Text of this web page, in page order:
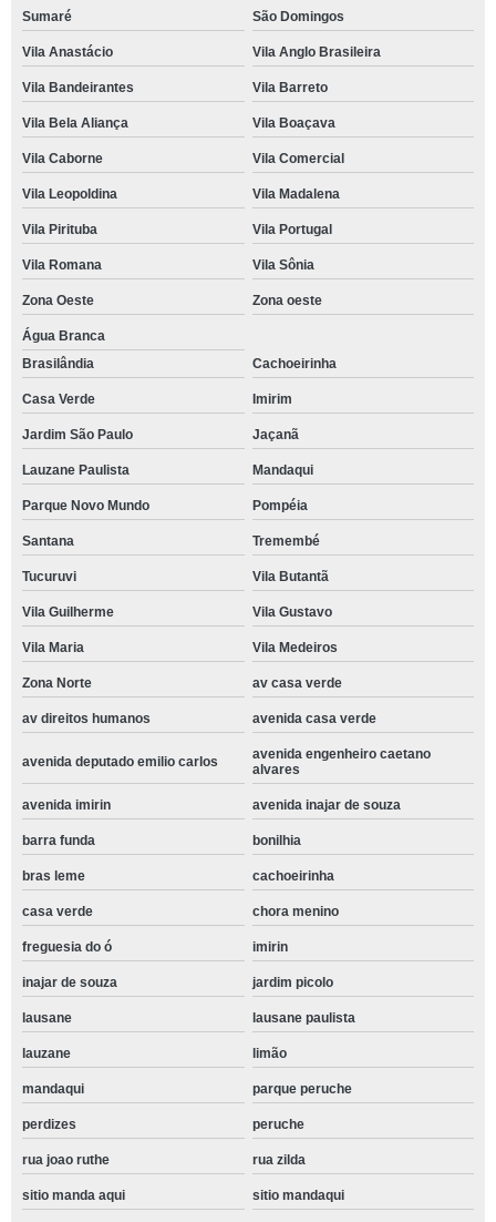
Sumaré São Domingos
Vila Anastácio Vila Anglo Brasileira
Vila Bandeirantes Vila Barreto
Vila Bela Aliança Vila Boaçava
Vila Caborne Vila Comercial
Vila Leopoldina Vila Madalena
Vila Pirituba Vila Portugal
Vila Romana Vila Sônia
Zona Oeste Zona oeste
Água Branca
Brasilândia
Cachoeirinha
Casa Verde Imirim
Jardim São Paulo Jaçanã
Lauzane Paulista Mandaqui
Parque Novo Mundo Pompéia
Santana Tremembé
Tucuruvi Vila Butantã
Vila Guilherme Vila Gustavo
Vila Maria Vila Medeiros
Zona Norte av casa verde
av direitos humanos avenida casa verde
avenida deputado emilio carlos
avenida engenheiro caetano
alvares
avenida imirin avenida inajar de souza
barra funda bonilhia
bras leme cachoeirinha
casa verde chora menino
freguesia do ó imirin
inajar de souza jardim picolo
lausane lausane paulista
lauzane limão
mandaqui parque peruche
perdizes peruche
rua joao ruthe rua zilda
sitio manda aqui sitio mandaqui